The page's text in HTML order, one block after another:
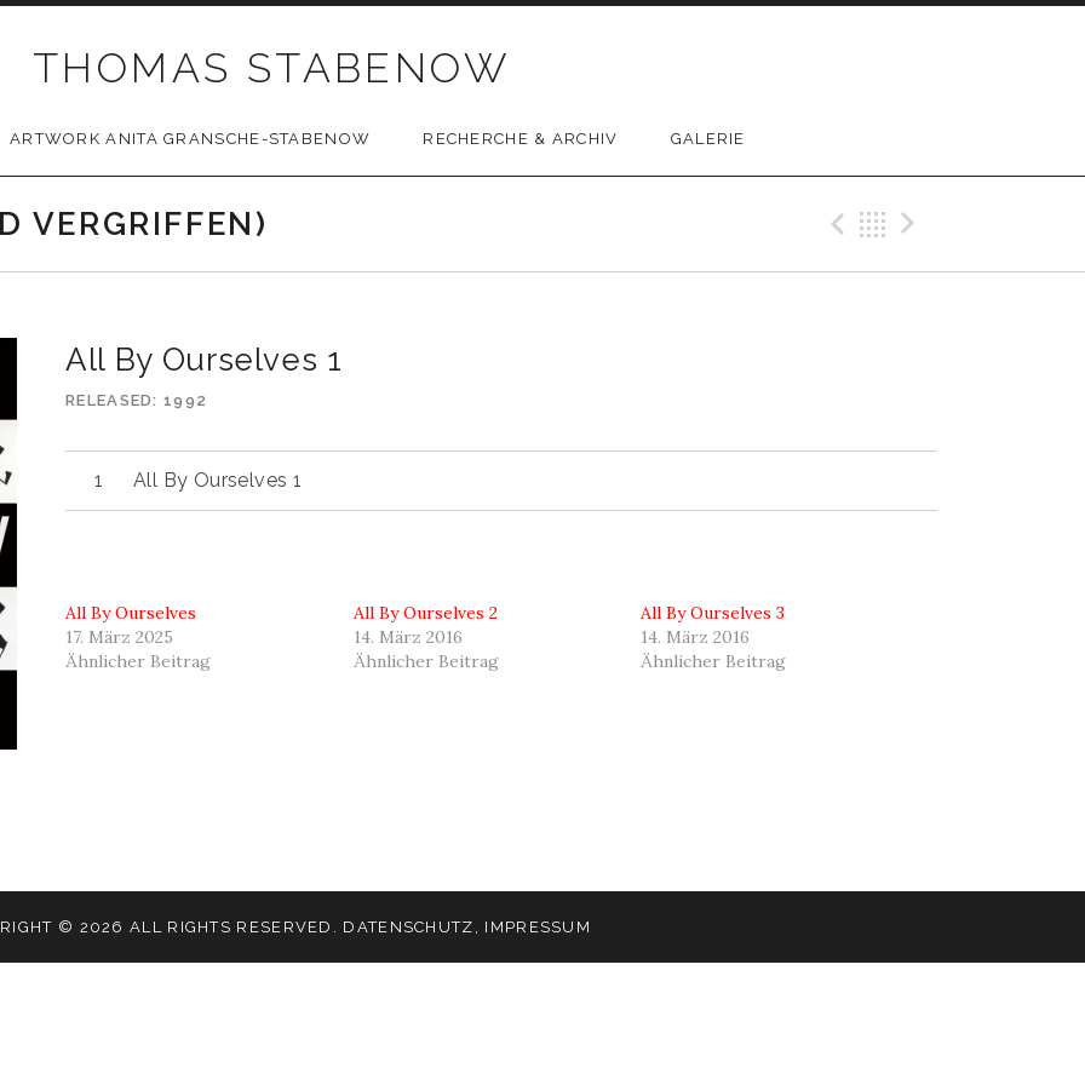
THOMAS STABENOW
ARTWORK ANITA GRANSCHE-STABENOW RECHERCHE & ARCHIV GALERIE
VERGRIFFEN) Previous Track
Back
All By Ourselves 1
RELEASED 1992
All By Ourselves 1
All By Ourselves
17. März 2025
Ähnlicher Beitrag
All By Ourselves 2
14. März 2016
Ähnlicher Beitrag
All By Ourselves 3
14. März 2016
Ähnlicher Beitrag
© 2026 ALL RIGHTS RESERVED. DATENSCHUTZ , IMPRESSUM